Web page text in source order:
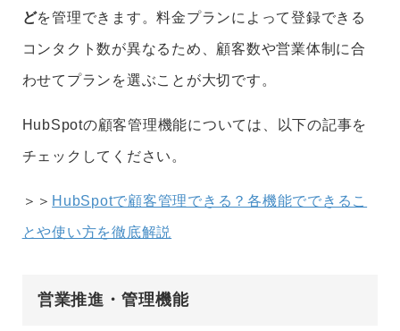
どを管理できます。料金プランによって登録できる
コンタクト数が異なるため、顧客数や営業体制に合
わせてプランを選ぶことが大切です。
HubSpotの顧客管理機能については、以下の記事を
チェックしてください。
＞＞ HubSpotで顧客管理できる？各機能でできるこ
とや使い方を徹底解説
営業推進・管理機能